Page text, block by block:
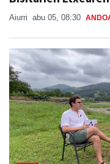
Aiurri abu 05, 08:30